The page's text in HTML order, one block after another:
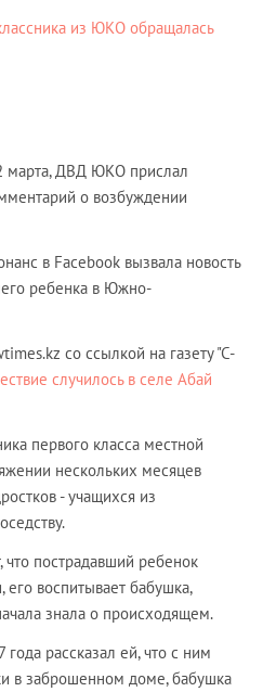
из ЮКО обращалась
марта, ДВД ЮКО прислал
о возбуждении
в Facebook вызвала новость
ребенка в Южно-
со ссылкой на газету "С-
случилось в селе Абай
первого класса местной
нескольких месяцев
- учащихся из
пострадавший ребенок
его воспитывает бабушка,
знала о происходящем.
года рассказал ей, что с ним
в заброшенном доме, бабушка